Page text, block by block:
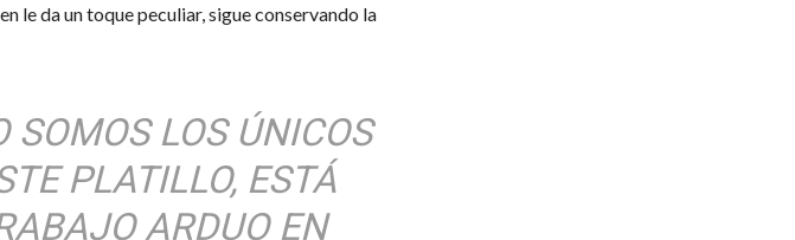
le da un toque peculiar, sigue conservando la
SOMOS LOS ÚNICOS
PLATILLO, ESTÁ
ARDUO EN